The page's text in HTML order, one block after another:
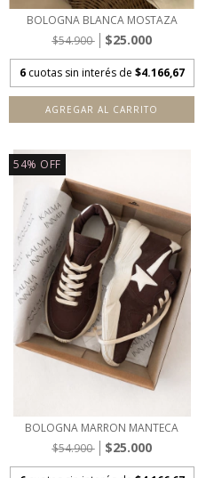
BOLOGNA BLANCA MOSTAZA
$54.900
$25.000
6 cuotas sin interés de $4.166,67
AGREGAR AL CARRITO
54% OFF
BOLOGNA MARRON MANTECA
$54.900
$25.000